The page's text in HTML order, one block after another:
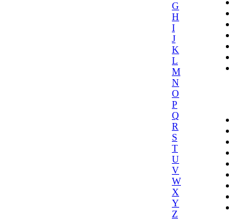
G
H
I
J
K
L
M
N
O
P
Q
R
S
T
U
V
W
X
Y
Z